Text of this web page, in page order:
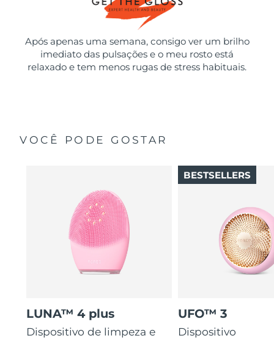
Após apenas uma semana, consigo ver um brilho
imediato das pulsações e o meu rosto está
relaxado e tem menos rugas de stress habituais.
VOCÊ PODE GOSTAR
LUNA™ 4 plus
Dispositivo de limpeza e
UFO™ 3
Dispositivo
BESTSELLERS